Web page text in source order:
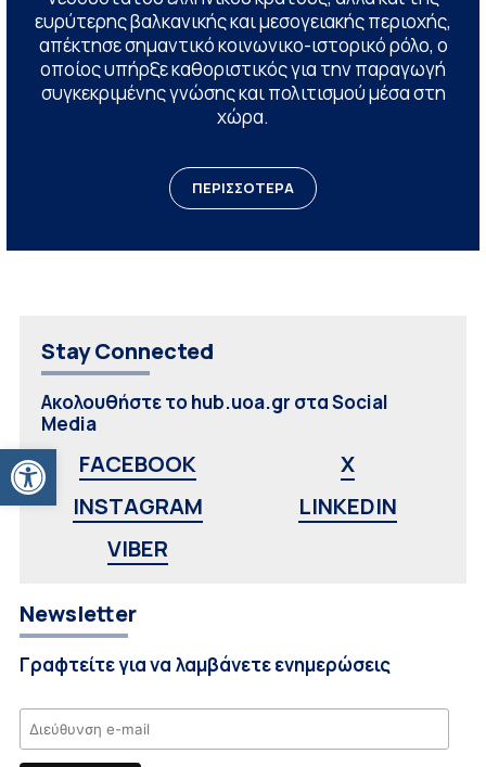
Ανοίξτε τη γραμμή εργαλείων
ευρύτερης βαλκανικής και μεσογειακής περιοχής,
απέκτησε σημαντικό κοινωνικο-ιστορικό ρόλο, ο
οποίος υπήρξε καθοριστικός για την παραγωγή
συγκεκριμένης γνώσης και πολιτισμού μέσα στη
χώρα.
ΠΕΡΙΣΣΟΤΕΡΑ
Stay Connected
Ακολουθήστε το hub.uoa.gr στα Social
Media
FACEBOOK
X
INSTAGRAM
LINKEDIN
VIBER
Newsletter
Γραφτείτε για να λαμβάνετε ενημερώσεις